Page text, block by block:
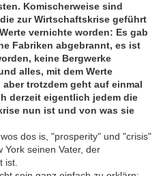
Komischerweise sind
zur Wirtschaftskrise geführt
vernichte worden: Es gab
Fabriken abgebrannt, es ist
keine Bergwerke
alles, mit dem Werte
trotzdem geht auf einmal
derzeit eigentlich jedem die
nun ist und von was sie
dos is, "prosperity" und "crisis"
York seinen Vater, der
ist.